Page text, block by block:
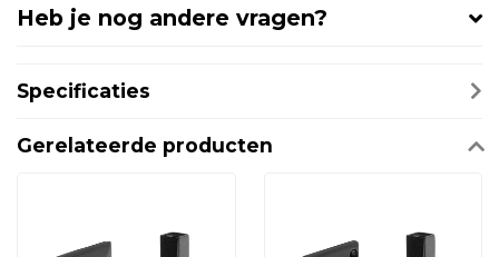
Heb je nog andere vragen?
Specificaties
Gerelateerde producten